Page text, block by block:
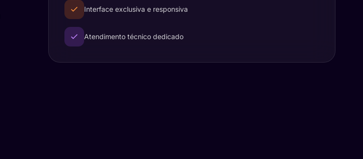
Interface exclusiva e responsiva
Atendimento técnico dedicado